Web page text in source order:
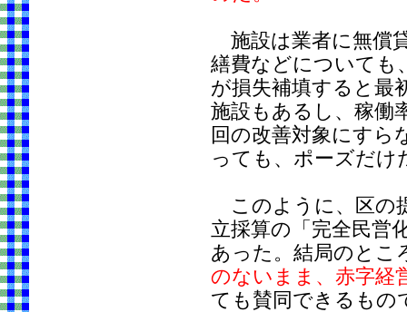
施設は業者に無償
繕費などについても
が損失補填すると最
施設もあるし、稼働
回の改善対象にすら
っても、ポーズだけ
このように、区の
立採算の「完全民営
あった。結局のとこ
のないまま、赤字経
ても賛同できるもの